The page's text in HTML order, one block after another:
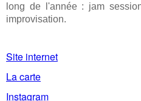
long de l'année : jam
improvisation.
Site internet
La carte
Instagram